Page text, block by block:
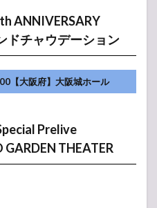
ANNIVERSARY
ドチャウデーション
【大阪府】大阪城ホール
Prelive
THEATER